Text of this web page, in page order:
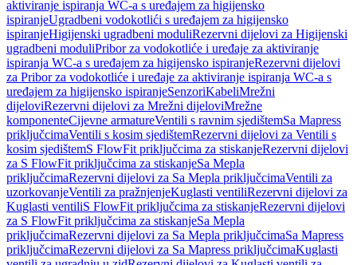
aktiviranje ispiranja WC-a s uređajem za higijensko
ispiranjeUgradbeni vodokotlići s uređajem za higijensko
ispiranjeHigijenski ugradbeni moduliRezervni dijelovi za Higijenski
ugradbeni moduliPribor za vodokotliće i uređaje za aktiviranje
ispiranja WC-a s uređajem za higijensko ispiranjeRezervni dijelovi
za Pribor za vodokotliće i uređaje za aktiviranje ispiranja WC-a s
uređajem za higijensko ispiranjeSenzoriKabeliMrežni
dijeloviRezervni dijelovi za Mrežni dijeloviMrežne
komponenteCijevne armatureVentili s ravnim sjedištemSa Mapress
priključcimaVentili s kosim sjedištemRezervni dijelovi za Ventili s
kosim sjedištemS FlowFit priključcima za stiskanjeRezervni dijelovi
za S FlowFit priključcima za stiskanjeSa Mepla
priključcimaRezervni dijelovi za Sa Mepla priključcimaVentili za
uzorkovanjeVentili za pražnjenjeKuglasti ventiliRezervni dijelovi za
Kuglasti ventiliS FlowFit priključcima za stiskanjeRezervni dijelovi
za S FlowFit priključcima za stiskanjeSa Mepla
priključcimaRezervni dijelovi za Sa Mepla priključcimaSa Mapress
priključcimaRezervni dijelovi za Sa Mapress priključcimaKuglasti